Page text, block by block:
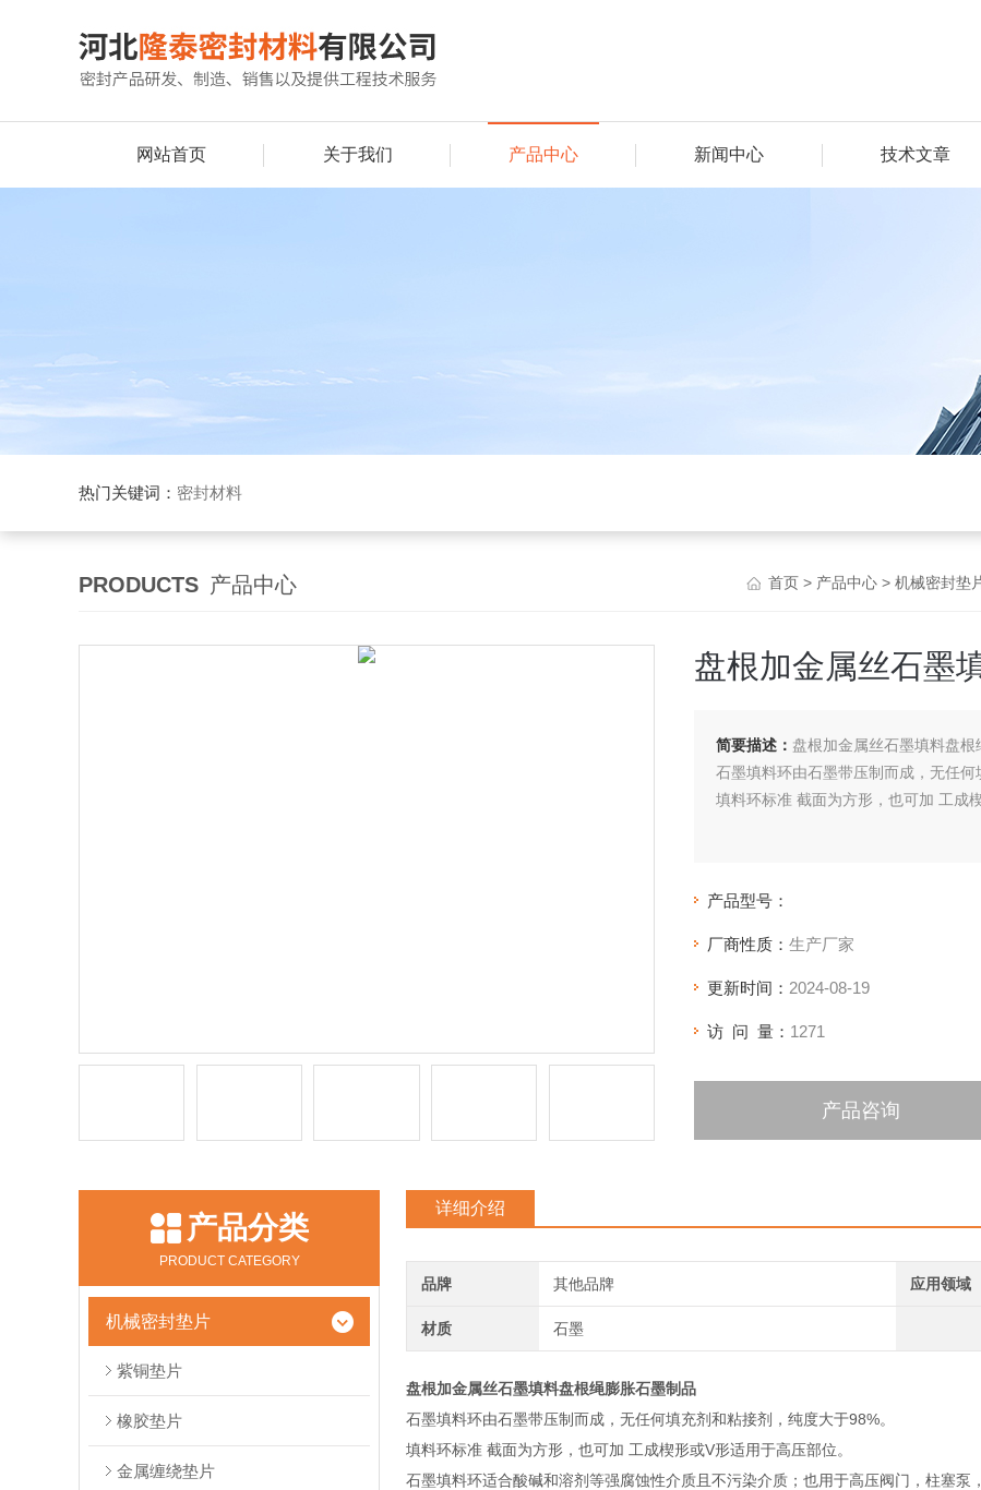
网站首页 关于我们 产品中心 新闻中心 技术文章
热门关键词： 密封材料
PRODUCTS 产品中心 首页 > 产品中心 > 机械密封垫
盘根加金属丝石墨
简要描述： 盘根加金属丝石墨填料盘根
石墨填料环由石墨带压制而成，无任何
填料环标准 截面为方形，也可加 工成
产品型号：
厂商性质： 生产厂家
更新时间： 2024-08-19
访 问 量： 1271
产品咨询
产品分类
PRODUCT CATEGORY
机械密封垫片
紫铜垫片
橡胶垫片
金属缠绕垫片
详细介绍
品牌 其他品牌 应用领域
材质 石墨
盘根加金属丝石墨填料盘根绳膨胀石墨制品
石墨填料环由石墨带压制而成，无任何填充剂和粘接剂，纯度大于98%。
填料环标准 截面为方形，也可加 工成楔形或V形适用于高压部位。
石墨填料环适合酸碱和溶剂等强腐蚀性介质且不污染介质；也用于高压阀门，柱塞